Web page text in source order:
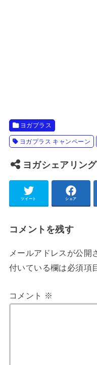
ヨガプラス
ヨガプラス キャンペーン
ヨガシェアリング
ツイート シェア
コメントを残す
メールアドレスが公開
付いている欄は必須項
コメント ※